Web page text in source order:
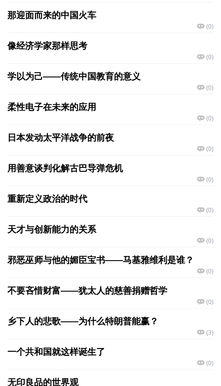
那迎面而来的中国火车
(0)
像经济学家那样思考
(0)
学以为己——传统中国教育的意义
(0)
柔性电子在未来的应用
(0)
日本发动太平洋战争的前夜
(0)
用善意谈判化解古巴导弹危机
(0)
重新定义政治的时代
(0)
天才与创新能力的关系
(0)
邪恶巫师与他的媚臣宝书——马基雅维利是谁？
(0)
不要吝惜财富——犹太人的慈善捐赠哲学
(0)
乡下人的悲歌——为什么特朗普能赢？
(3)
一个共和国就这样诞生了
(0)
无印良品的世界观